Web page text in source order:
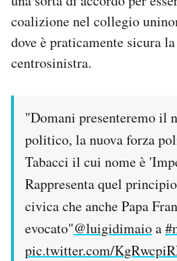
coalizione nel collegio
dove è praticamente sicura
centrosinistra.
"Domani presenteremo il
politico, la nuova forza
Tabacci il cui nome è
Rappresenta quel
civica che anche Papa
evocato"@luigidimaioa
pic.twitter.com/